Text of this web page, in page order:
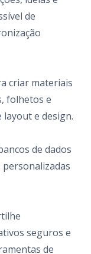
de
criar materiais
folhetos e
layout e design.
de dados
personalizadas
seguros e
de